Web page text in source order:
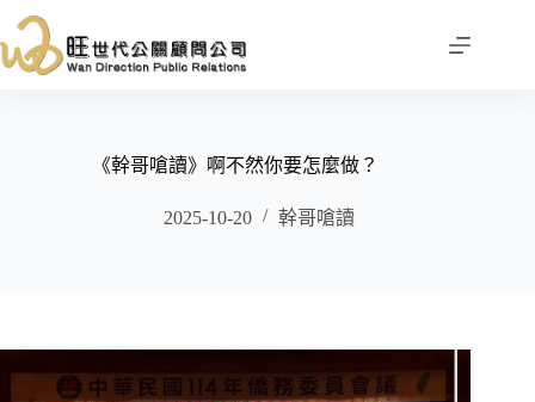
至
主
《幹哥嗆讀》啊不然你要怎麼做？
2025-10-20 幹哥嗆讀